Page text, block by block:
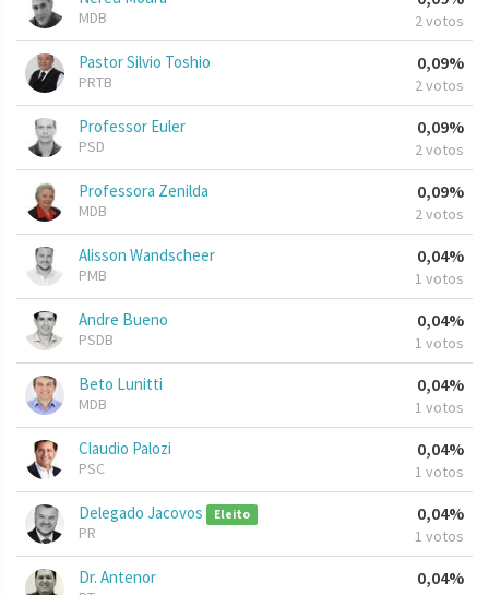
MDB 2 votos
Pastor Silvio Toshio
PRTB
0,09%
2 votos
Professor Euler
PSD
0,09%
2 votos
Professora Zenilda
MDB
0,09%
2 votos
Alisson Wandscheer
PMB
0,04%
1 votos
Andre Bueno
PSDB
0,04%
1 votos
Beto Lunitti
MDB
0,04%
1 votos
Claudio Palozi
PSC
0,04%
1 votos
Delegado Jacovos Eleito
PR
0,04%
1 votos
Dr. Antenor 0,04%